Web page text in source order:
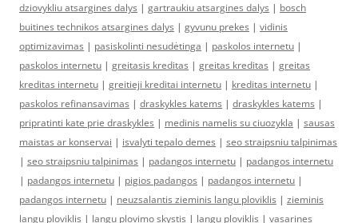
dziovykliu atsargines dalys | gartraukiu atsargines dalys | bosch
buitines technikos atsargines dalys | gyvunu prekes | vidinis
optimizavimas | pasiskolinti nesudėtinga | paskolos internetu |
paskolos internetu | greitasis kreditas | greitas kreditas | greitas
kreditas internetu | greitieji kreditai internetu | kreditas internetu |
paskolos refinansavimas | draskykles katems | draskykles katems |
pripratinti kate prie draskykles | medinis namelis su ciuozykla | sausas
maistas ar konservai | isvalyti tepalo demes | seo straipsniu talpinimas
| seo straipsniu talpinimas | padangos internetu | padangos internetu
| padangos internetu | pigios padangos | padangos internetu |
padangos internetu | neuzsalantis zieminis langu ploviklis | zieminis
langu ploviklis | langu plovimo skystis | langu ploviklis | vasarines